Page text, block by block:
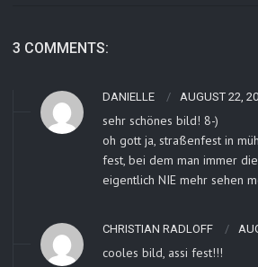
3 COMMENTS:
DANIELLE AUGUST 22,
sehr schönes bild! 8-)
oh gott ja, straßenfest in
fest, bei dem man immer
eigentlich NIE mehr sehen
CHRISTIAN RADLOFF
cooles bild, assi fest!!!